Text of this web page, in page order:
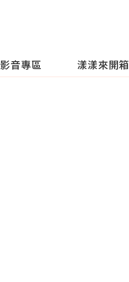
影音專區 漾漾來開箱